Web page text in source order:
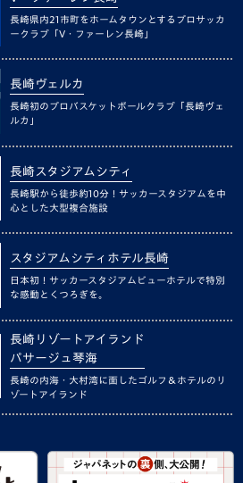
長崎県内21市町をホームタウンとするプロサッカ
ークラブ「V・ファーレン長崎」
長崎ヴェルカ
長崎初のプロバスケットボールクラブ「長崎ヴェ
ルカ」
長崎スタジアムシティ
長崎駅から徒歩約10分！サッカースタジアムを中
心とした大型複合施設
スタジアムシティホテル長崎
日本初！サッカースタジアムビューホテルで特別
な感動とくつろぎを。
長崎リゾートアイランド
パサージュ琴海
長崎の内海・大村湾に面したゴルフ＆ホテルのリ
ゾートアイランド